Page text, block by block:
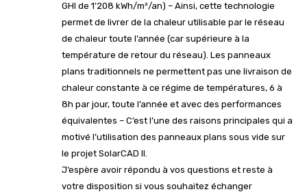
GHI de 1’208 kWh/m²/an) – Ainsi, cette technologie
permet de livrer de la chaleur utilisable par le réseau
de chaleur toute l’année (car supérieure à la
température de retour du réseau). Les panneaux
plans traditionnels ne permettent pas une livraison de
chaleur constante à ce régime de températures, 6 à
8h par jour, toute l’année et avec des performances
équivalentes – C’est l’une des raisons principales qui a
motivé l’utilisation des panneaux plans sous vide sur
le projet SolarCAD II.
J’espère avoir répondu à vos questions et reste à
votre disposition si vous souhaitez échanger